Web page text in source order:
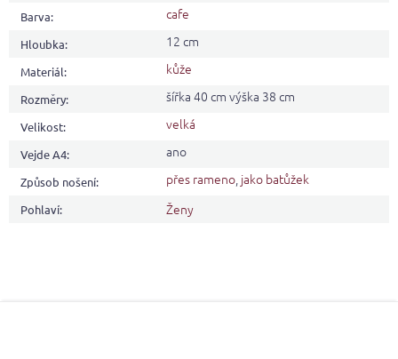
Barva: cafe
Hloubka: 12 cm
Materiál: kůže
Rozměry: šířka 40 cm výška 38 cm
Velikost: velká
Vejde A4: ano
Způsob nošení: přes rameno, jako batůžek
Pohlaví: Ženy